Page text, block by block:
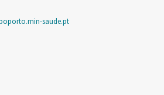
saude.pt